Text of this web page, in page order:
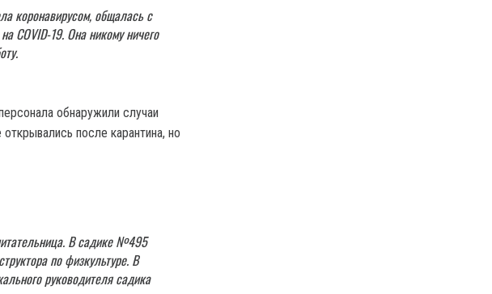
коронавирусом, общалась с
COVID-19. Она никому ничего
обнаружили случаи
после карантина, но
В садике №495
по физкультуре. В
руководителя садика